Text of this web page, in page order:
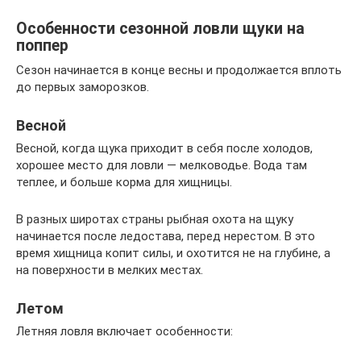
Особенности сезонной ловли щуки на
поппер
Сезон начинается в конце весны и продолжается вплоть
до первых заморозков.
Весной
Весной, когда щука приходит в себя после холодов,
хорошее место для ловли — мелководье. Вода там
теплее, и больше корма для хищницы.
В разных широтах страны рыбная охота на щуку
начинается после ледостава, перед нерестом. В это
время хищница копит силы, и охотится не на глубине, а
на поверхности в мелких местах.
Летом
Летняя ловля включает особенности: